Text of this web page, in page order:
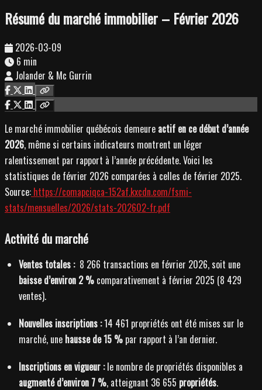
Résumé du marché immobilier – Février 2026
2026-03-09
6 min
Jolander & Mc Gurrin
Le marché immobilier québécois demeure actif en ce début d’année
2026, même si certains indicateurs montrent un léger
ralentissement par rapport à l’année précédente. Voici les
statistiques de février 2026 comparées à celles de février 2025.
Source: https://comapciqca-152af.kxcdn.com/fsmi-
stats/mensuelles/2026/stats-202602-fr.pdf
Activité du marché
Ventes totales :8 266 transactions en février 2026, soit une
baisse d’environ 2 % comparativement à février 2025 (8 429
ventes).
Nouvelles inscriptions :14 461 propriétés ont été mises sur le
marché, une hausse de 15 % par rapport à l’an dernier.
Inscriptions en vigueur :le nombre de propriétés disponibles a
augmenté d’environ 7 %, atteignant 36 655 propriétés.